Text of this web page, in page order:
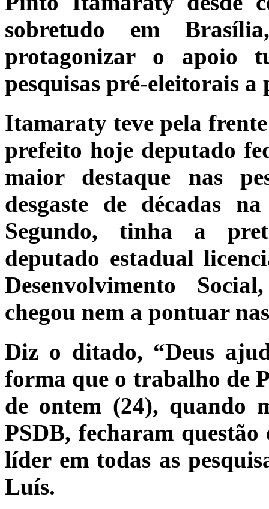
sobretudo em
protagonizar o apoio
pesquisas pré-eleitorais
Itamaraty teve pela
prefeito hoje deputado
maior destaque nas
desgaste de décadas
Segundo, tinha a
deputado estadual
Desenvolvimento
chegou nem a pontuar
Diz o ditado, “Deus
forma que o trabalho de
de ontem (24), quando
PSDB, fecharam
líder em todas as
Luís.